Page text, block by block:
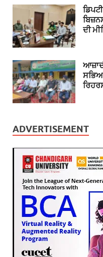
ਦੀ
ADVERTISEMENT